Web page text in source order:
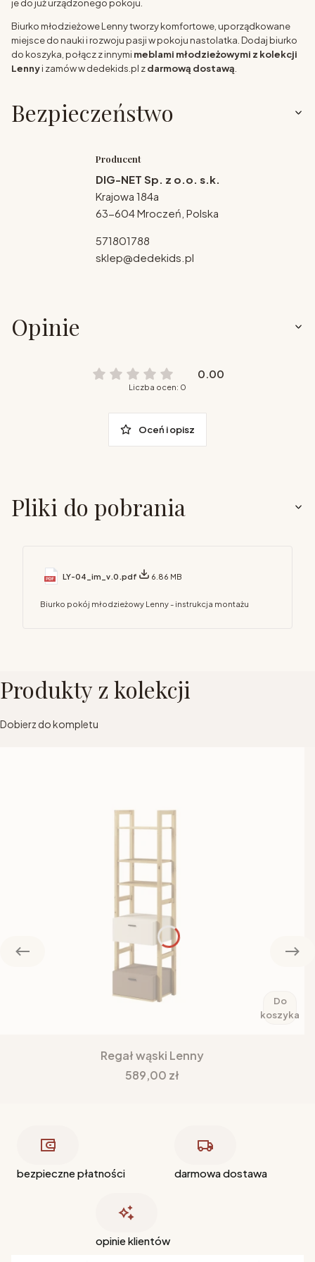
je do już urządzonego pokoju.
Biurko młodzieżowe Lenny tworzy komfortowe, uporządkowane
miejsce do nauki i rozwoju pasji w pokoju nastolatka. Dodaj biurko
do koszyka, połącz z innymi meblami młodzieżowymi z kolekcji
Lennyi zamów w dedekids.pl zdarmową dostawą
Bezpieczeństwo
Producent
DIG-NET Sp. z o.o. s.k.
Krajowa 184a
63-604 Mroczeń, Polska
571801788
sklep@dedekids.pl
Opinie
0.00
Liczba ocen: 0
Oceń i opisz
Pliki do pobrania
LY-04_im_v.0.pdf 6.86 MB
Biurko pokój młodzieżowy Lenny - instrukcja montażu
Produkty z kolekcji
Dobierz do kompletu
Do
koszyka
Regał wąski Lenny
Cena
589,00 zł
bezpieczne płatności darmowa dostawa
opinie klientów